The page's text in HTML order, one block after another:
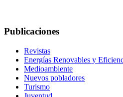
Publicaciones
Revistas
Energías Renovables y
Medioambiente
Nuevos pobladores
Turismo